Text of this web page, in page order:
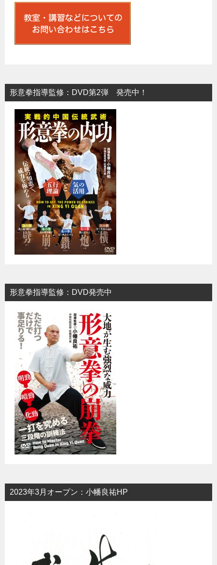
形意拳指導監修：DVD第2弾 発売中！
形意拳指導監修：DVD発売中
2023年3月オープン：小幡良祐HP